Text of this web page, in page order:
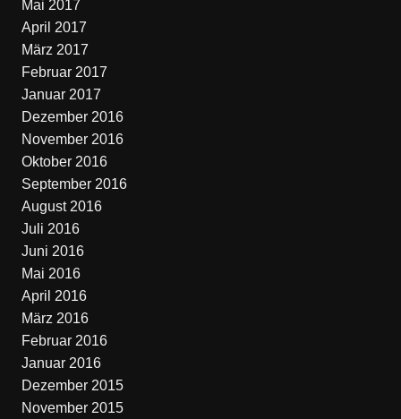
Mai 2017
April 2017
März 2017
Februar 2017
Januar 2017
Dezember 2016
November 2016
Oktober 2016
September 2016
August 2016
Juli 2016
Juni 2016
Mai 2016
April 2016
März 2016
Februar 2016
Januar 2016
Dezember 2015
November 2015